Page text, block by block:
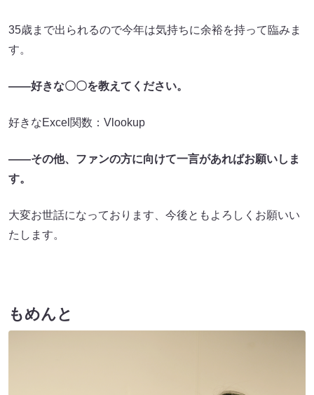
35歳まで出られるので今年は気持ちに余裕を持って臨みま
す。
――好きな〇〇を教えてください。
好きなExcel関数：Vlookup
――その他、ファンの方に向けて一言があればお願いしま
す。
大変お世話になっております、今後ともよろしくお願いい
たします。
もめんと